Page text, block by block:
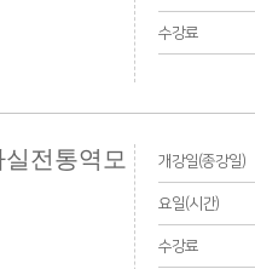
수강료
전통역모
개강일(종강일)
요일(시간)
수강료